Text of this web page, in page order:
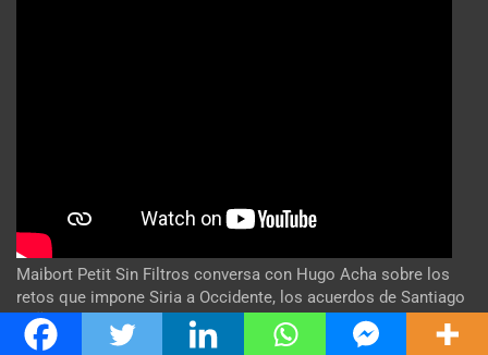
Maibort Petit Sin Filtros conversa con Hugo Acha sobre los
retos que impone Siria a Occidente, los acuerdos de Santiago
Peña, presidente de paraguay en Israel y otros temas de
actualidad. #Venezuela #CrisisVenezuela